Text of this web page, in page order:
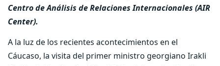
Centro de Análisis de Relaciones Internacionales (AIR
Center).
A la luz de los recientes acontecimientos en el
Cáucaso, la visita del primer ministro georgiano Irakli